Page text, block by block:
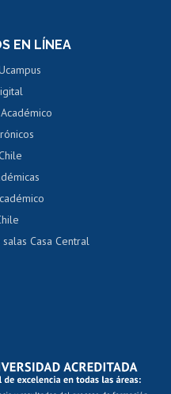
EN LÍNEA
Casa Central